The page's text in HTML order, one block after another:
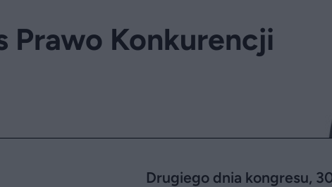
Prawo Konkurencji
Drugiego dnia kongresu,